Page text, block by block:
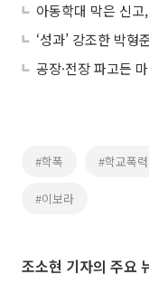
아동학대 막은 신
공장·전장 파고든
#학폭 #학교폭력
#이보라
조소현 기자의 주요